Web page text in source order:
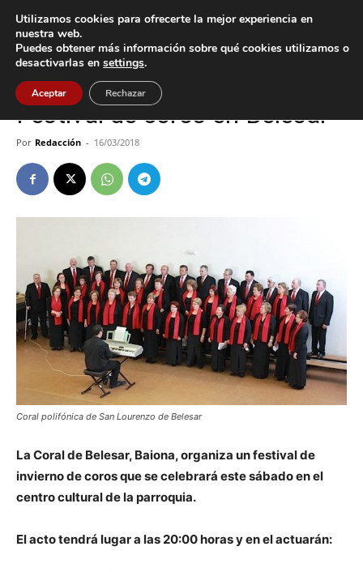
Inicio Baiona
Baiona Cultura / Ocio
Festival de coros en Belesar
Por Redacción - 16/03/2018
Coral polifónica de San Lourenzo de Belesar
La Coral de Belesar, Baiona, organiza un festival de
invierno de coros que se celebrará este sábado en el
centro cultural de la parroquia.
El acto tendrá lugar a las 20:00 horas y en el actuarán:
Utilizamos cookies para ofrecerte la mejor experiencia en
nuestra web.
Puedes obtener más información sobre qué cookies utilizamos o
desactivarlas en settings.
Aceptar Rechazar